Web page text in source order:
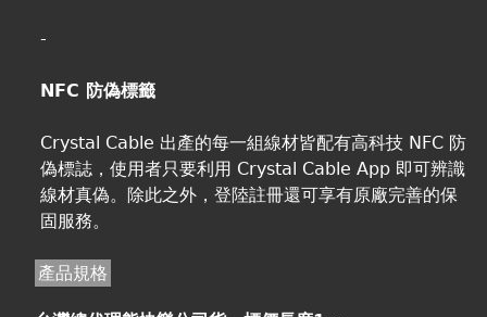
-
NFC 防偽標籤
Crystal Cable 出產的每一組線材皆配有高科技 NFC 防
偽標誌，使用者只要利用 Crystal Cable App 即可辨識
線材真偽。除此之外，登陸註冊還可享有原廠完善的保
固服務。
產品規格